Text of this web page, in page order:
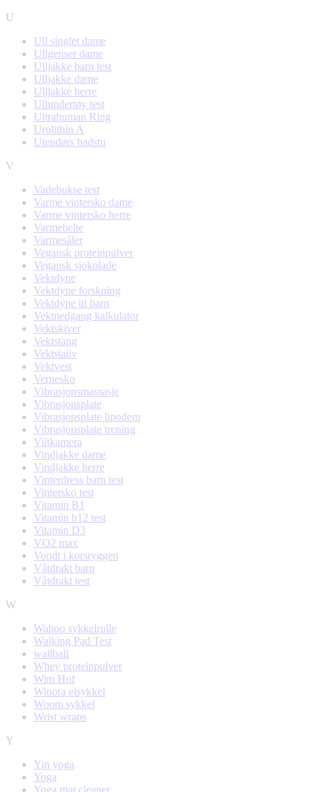
U
Ull singlet dame
Ullgenser dame
Ulljakke barn test
Ulljakke dame
Ulljakke herre
Ullundertøy test
Ultrahuman Ring
Urolithin A
Utendørs badstu
V
Vadebukse test
Varme vintersko dame
Varme vintersko herre
Varmebelte
Varmesåler
Vegansk proteinpulver
Vegansk sjokolade
Vektdyne
Vektdyne forskning
Vektdyne til barn
Vektnedgang kalkulator
Vektskiver
Vektstang
Vektstativ
Vektvest
Vernesko
Vibrasjonsmassasje
Vibrasjonsplate
Vibrasjonsplate lipodem
Vibrasjonsplate trening
Viltkamera
Vindjakke dame
Vindjakke herre
Vinterdress barn test
Vintersko test
Vitamin B1
Vitamin b12 test
Vitamin D3
VO2 max
Vondt i korsryggen
Våtdrakt barn
Våtdrakt test
W
Wahoo sykkelrulle
Walking Pad Test
wallball
Whey proteinpulver
Wim Hof
Winora elsykkel
Woom sykkel
Wrist wraps
Y
Yin yoga
Yoga
Yoga mat cleaner